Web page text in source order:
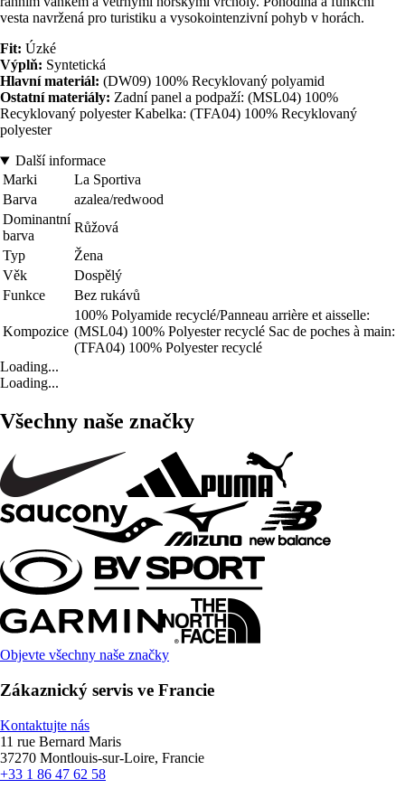
vesta navržená pro turistiku a vysokointenzivní pohyb v horách.
Fit: Úzké
Výplň: Syntetická
Hlavní materiál: (DW09) 100% Recyklovaný polyamid
Ostatní materiály: Zadní panel a podpaží: (MSL04) 100%
Recyklovaný polyester Kabelka: (TFA04) 100% Recyklovaný
polyester
Další informace
Marki
La Sportiva
Barva
azalea/redwood
Dominantní
barva
Růžová
Typ
Žena
Věk
Dospělý
Funkce
Bez rukávů
Kompozice
100% Polyamide recyclé/Panneau arrière et aisselle:
(MSL04) 100% Polyester recyclé Sac de poches à main:
(TFA04) 100% Polyester recyclé
Loading...
Loading...
Všechny naše značky
Objevte všechny naše značky
Zákaznický servis ve Francie
Kontaktujte nás
11 rue Bernard Maris
37270 Montlouis-sur-Loire, Francie
+33 1 86 47 62 58